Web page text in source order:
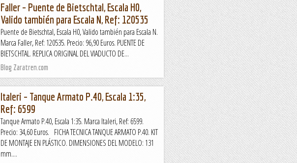
Faller – Puente de Bietschtal, Escala H0,
Valido también para Escala N, Ref: 120535
Puente de Bietschtal, Escala H0, Valido también para Escala N.
Marca Faller, Ref: 120535. Precio: 96,90 Euros. PUENTE DE
BIETSCHTAL. REPLICA ORIGINAL DEL VIADUCTO DE...
Blog Zaratren.com
Italeri – Tanque Armato P.40, Escala 1:35,
Ref: 6599
Tanque Armato P.40, Escala 1:35. Marca Italeri, Ref: 6599.
Precio: 34,60 Euros. FICHA TECNICA TANQUE ARMATO P.40. KIT
DE MONTAJE EN PLÁSTICO. DIMENSIONES DEL MODELO: 131
mm....